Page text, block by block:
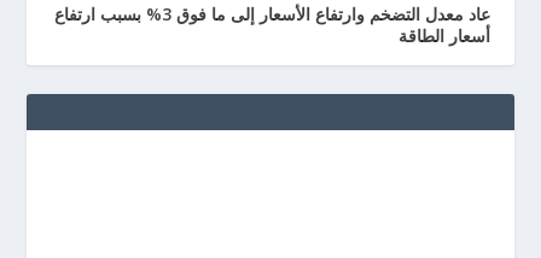
عاد معدل التضخم وارتفاع الأسعار إلى ما فوق 3% بسبب ارتفاع
أسعار الطاقة